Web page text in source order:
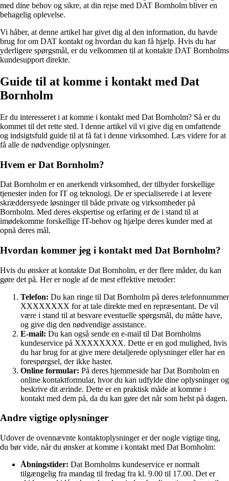
med dine behov og sikre, at din rejse med DAT Bornholm bliver en
behagelig oplevelse.
Vi håber, at denne artikel har givet dig al den information, du havde
brug for om DAT kontakt og hvordan du kan få hjælp. Hvis du har
yderligere spørgsmål, er du velkommen til at kontakte DAT Bornholms
kundesupport direkte.
Guide til at komme i kontakt med Dat
Bornholm
Er du interesseret i at komme i kontakt med Dat Bornholm? Så er du
kommet til det rette sted. I denne artikel vil vi give dig en omfattende
og indsigtsfuld guide til at få fat i denne virksomhed. Læs videre for at
få alle de nødvendige oplysninger.
Hvem er Dat Bornholm?
Dat Bornholm er en anerkendt virksomhed, der tilbyder forskellige
tjenester inden for IT og teknologi. De er specialiserede i at levere
skræddersyede løsninger til både private og virksomheder på
Bornholm. Med deres ekspertise og erfaring er de i stand til at
imødekomme forskellige IT-behov og hjælpe deres kunder med at
opnå deres mål.
Hvordan kommer jeg i kontakt med Dat Bornholm?
Hvis du ønsker at kontakte Dat Bornholm, er der flere måder, du kan
gøre det på. Her er nogle af de mest effektive metoder:
Telefon: Du kan ringe til Dat Bornholm på deres telefonnummer
XXXXXXXX for at tale direkte med en repræsentant. De vil
være i stand til at besvare eventuelle spørgsmål, du måtte have,
og give dig den nødvendige assistance.
E-mail: Du kan også sende en e-mail til Dat Bornholms
kundeservice på XXXXXXXX. Dette er en god mulighed, hvis
du har brug for at give mere detaljerede oplysninger eller har en
forespørgsel, der ikke haster.
Online formular: På deres hjemmeside har Dat Bornholm en
online kontaktformular, hvor du kan udfylde dine oplysninger og
beskrive dit ærinde. Dette er en praktisk måde at komme i
kontakt med dem på, da du kan gøre det når som helst på dagen.
Andre vigtige oplysninger
Udover de ovennævnte kontaktoplysninger er der nogle vigtige ting,
du bør vide, når du ønsker at komme i kontakt med Dat Bornholm:
Åbningstider: Dat Bornholms kundeservice er normalt
tilgængelig fra mandag til fredag ​​fra kl. 9.00 til 17.00. Det er